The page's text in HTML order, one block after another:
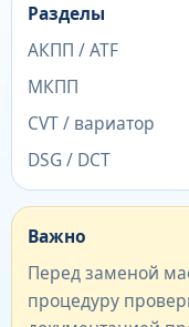
Разделы
АКПП / ATF
МКПП
CVT / вариатор
DSG / DCT
Важно
Перед заменой
процедуру